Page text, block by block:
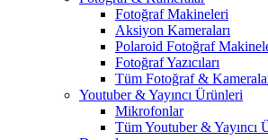
Fotoğraf Makineleri
Aksiyon Kameraları
Polaroid Fotoğraf
Fotoğraf Yazıcıları
Tüm Fotoğraf &
Youtuber & Yayıncı Ürünleri
Mikrofonlar
Tüm Youtuber & Yayıncı